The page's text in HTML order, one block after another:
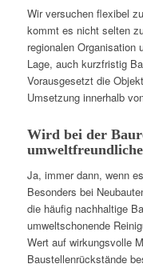
Wir versuchen flexibel
kommt es nicht selten
regionalen Organisation
Lage, auch kurzfristig
Vorausgesetzt die
Umsetzung innerhalb
Wird bei der
Ja, immer dann, wenn
Besonders bei
die häufig nachhaltige
umweltschonende
Wert auf wirkungsvolle
Baustellenrückstände